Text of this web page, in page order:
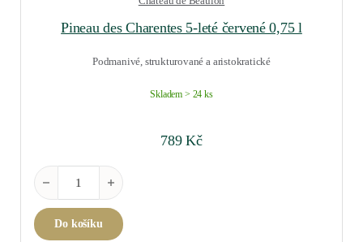
Pineau des Charentes 5-leté červené 0,75 l
Podmanivé, strukturované a aristokratické
Skladem > 24 ks
789Kč
Pineau des Charentes 5-leté červené 0,75 l množství
Do košíku